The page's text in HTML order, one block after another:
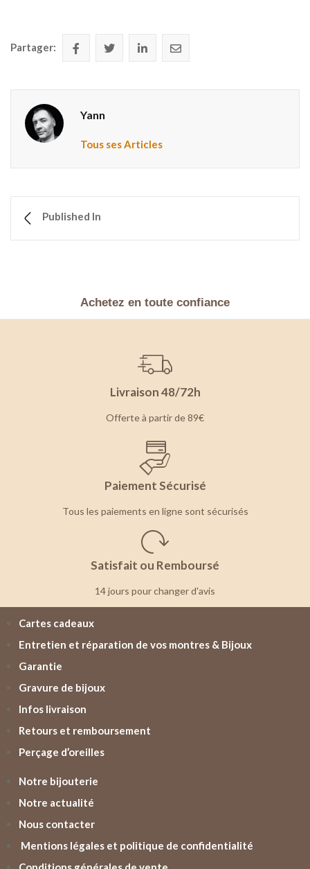
Partager:
Yann
Tous ses Articles
Published In
Achetez en toute confiance
Livraison 48/72h
Offerte à partir de 89€
Paiement Sécurisé
Tous les paiements en ligne sont sécurisés
Satisfait ou Remboursé
14 jours pour changer d'avis
Cartes cadeaux
Entretien et réparation de vos montres & Bijoux
Garantie
Gravure de bijoux
Infos livraison
Retours et remboursement
Perçage d’oreilles
Notre bijouterie
Notre actualité
Nous contacter
Mentions légales et politique de confidentialité